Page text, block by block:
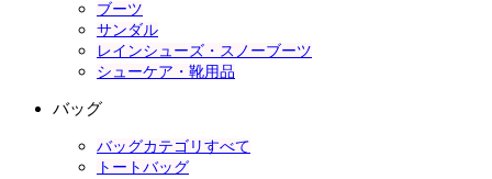
ブーツ
サンダル
レインシューズ・スノーブーツ
シューケア・靴用品
バッグ
バッグカテゴリすべて
トートバッグ